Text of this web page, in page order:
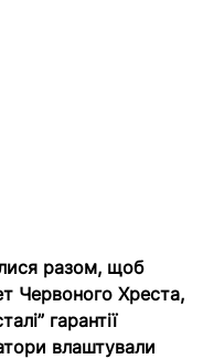
разом, щоб
Червоного Хреста,
гарантії
влаштували